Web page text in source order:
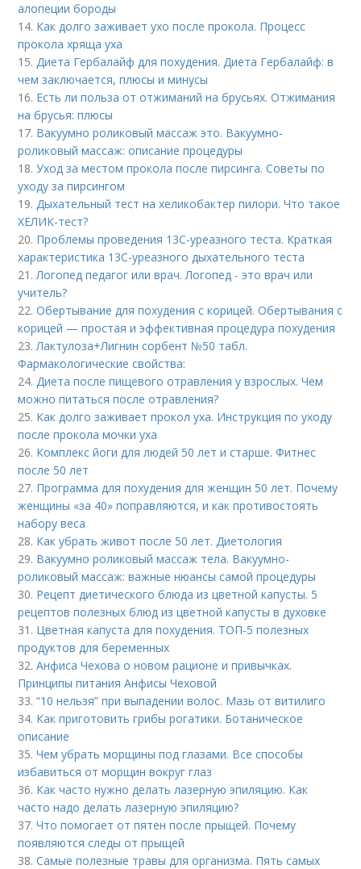
алопеции бороды
14. Как долго заживает ухо после прокола. Процесс
прокола хряща уха
15.Диета Гербалайф для похудения. Диета Гербалайф: в
чем заключается, плюсы и минусы
16. Есть ли польза от отжиманий на брусьях. Отжимания
на брусья: плюсы
17. Вакуумно роликовый массаж это. Вакуумно-
роликовый массаж: описание процедуры
18.Уход за местом прокола после пирсинга. Советы по
уходу за пирсингом
19.Дыхательный тест на хеликобактер пилори. Что такое
ХЕЛИК-тест?
20. Проблемы проведения 13С-уреазного теста. Краткая
характеристика 13С-уреазного дыхательного теста
21.Логопед педагог или врач. Логопед - это врач или
учитель?
22.Обертывание для похудения с корицей. Обертывания с
корицей — простая и эффективная процедура похудения
23.Лактулоза+Лигнин сорбент №50 табл.
Фармакологические свойства:
24.Диета после пищевого отравления у взрослых. Чем
можно питаться после отравления?
25. Как долго заживает прокол уха. Инструкция по уходу
после прокола мочки уха
26. Комплекс йоги для людей 50 лет и старше. Фитнес
после 50 лет
27. Программа для похудения для женщин 50 лет. Почему
женщины «за 40» поправляются, и как противостоять
набору веса
28. Как убрать живот после 50 лет. Диетология
29. Вакуумно роликовый массаж тела. Вакуумно-
роликовый массаж: важные нюансы самой процедуры
30. Рецепт диетического блюда из цветной капусты. 5
рецептов полезных блюд из цветной капусты в духовке
31. Цветная капуста для похудения. ТОП-5 полезных
продуктов для беременных
32.Анфиса Чехова о новом рационе и привычках.
Принципы питания Анфисы Чеховой
33.“10 нельзя” при выпадении волос. Мазь от витилиго
34. Как приготовить грибы рогатики. Ботаническое
описание
35.Чем убрать морщины под глазами. Все способы
избавиться от морщин вокруг глаз
36. Как часто нужно делать лазерную эпиляцию. Как
часто надо делать лазерную эпиляцию?
37.Что помогает от пятен после прыщей. Почему
появляются следы от прыщей
38.Самые полезные травы для организма. Пять самых